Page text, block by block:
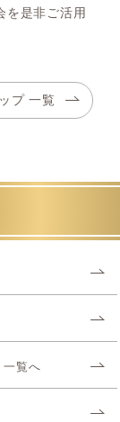
を是非ご活用
プ 一覧
一覧へ